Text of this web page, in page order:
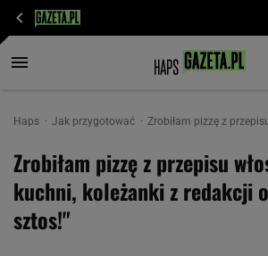
Haps Jak przygotować Zrobiłam pizzę z
Zrobiłam pizzę z przepisu
kuchni, koleżanki z redakcji
sztos!"